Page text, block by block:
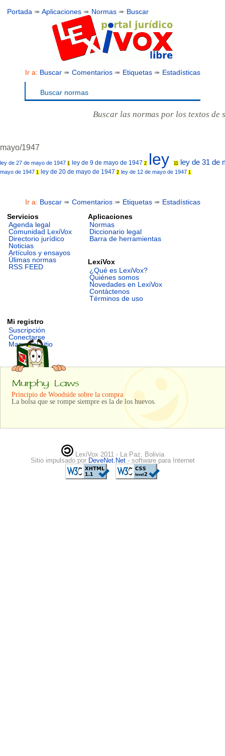
Portada ➠Aplicaciones ➠ Normas ➠ Buscar
Ir a: Buscar➠ Comentarios➠ Etiquetas➠ Estadísticas
Buscar normas
Buscar las normas por los textos de
mayo/1947
ley de 27 de mayo de 1947 1 ley de 9 de mayo de 1947 2 ley 11 ley de 31 de
mayo de 1947 1 ley de 20 de mayo de 1947 2 ley de 12 de mayo de 1947 1
Ir a: Buscar➠ Comentarios➠ Etiquetas➠ Estadísticas
Servicios
Agenda legal
Comunidad LexiVox
Directorio jurídico
Noticias
Artículos y ensayos
Úlimas normas
RSS FEED
Aplicaciones
Normas
Diccionario legal
Barra de herramientas
LexiVox
¿Qué es LexiVox?
Quiénes somos
Novedades en LexiVox
Contáctenos
Términos de uso
Mi registro
Suscripción
Conectarse
Mapa del sitio
Principio de Woodside sobre la compra
La bolsa que se rompe siempre es la de los huevos.
LexiVox 2011 - La Paz, Bolivia
Sitio impulsado por DeveNet.Net - software para Internet